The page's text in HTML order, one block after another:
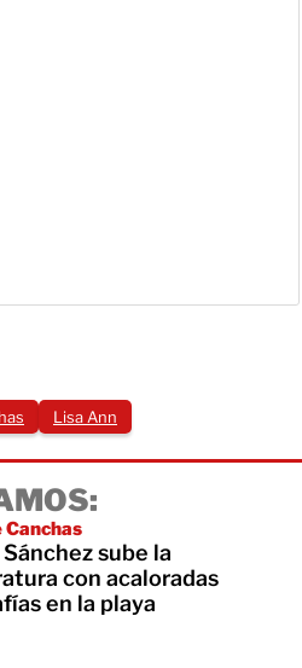
Lisa Ann
Canchas
sube la
con acaloradas
en la playa